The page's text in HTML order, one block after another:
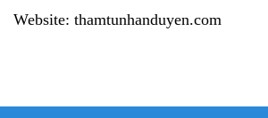
Website: thamtunhanduyen.com